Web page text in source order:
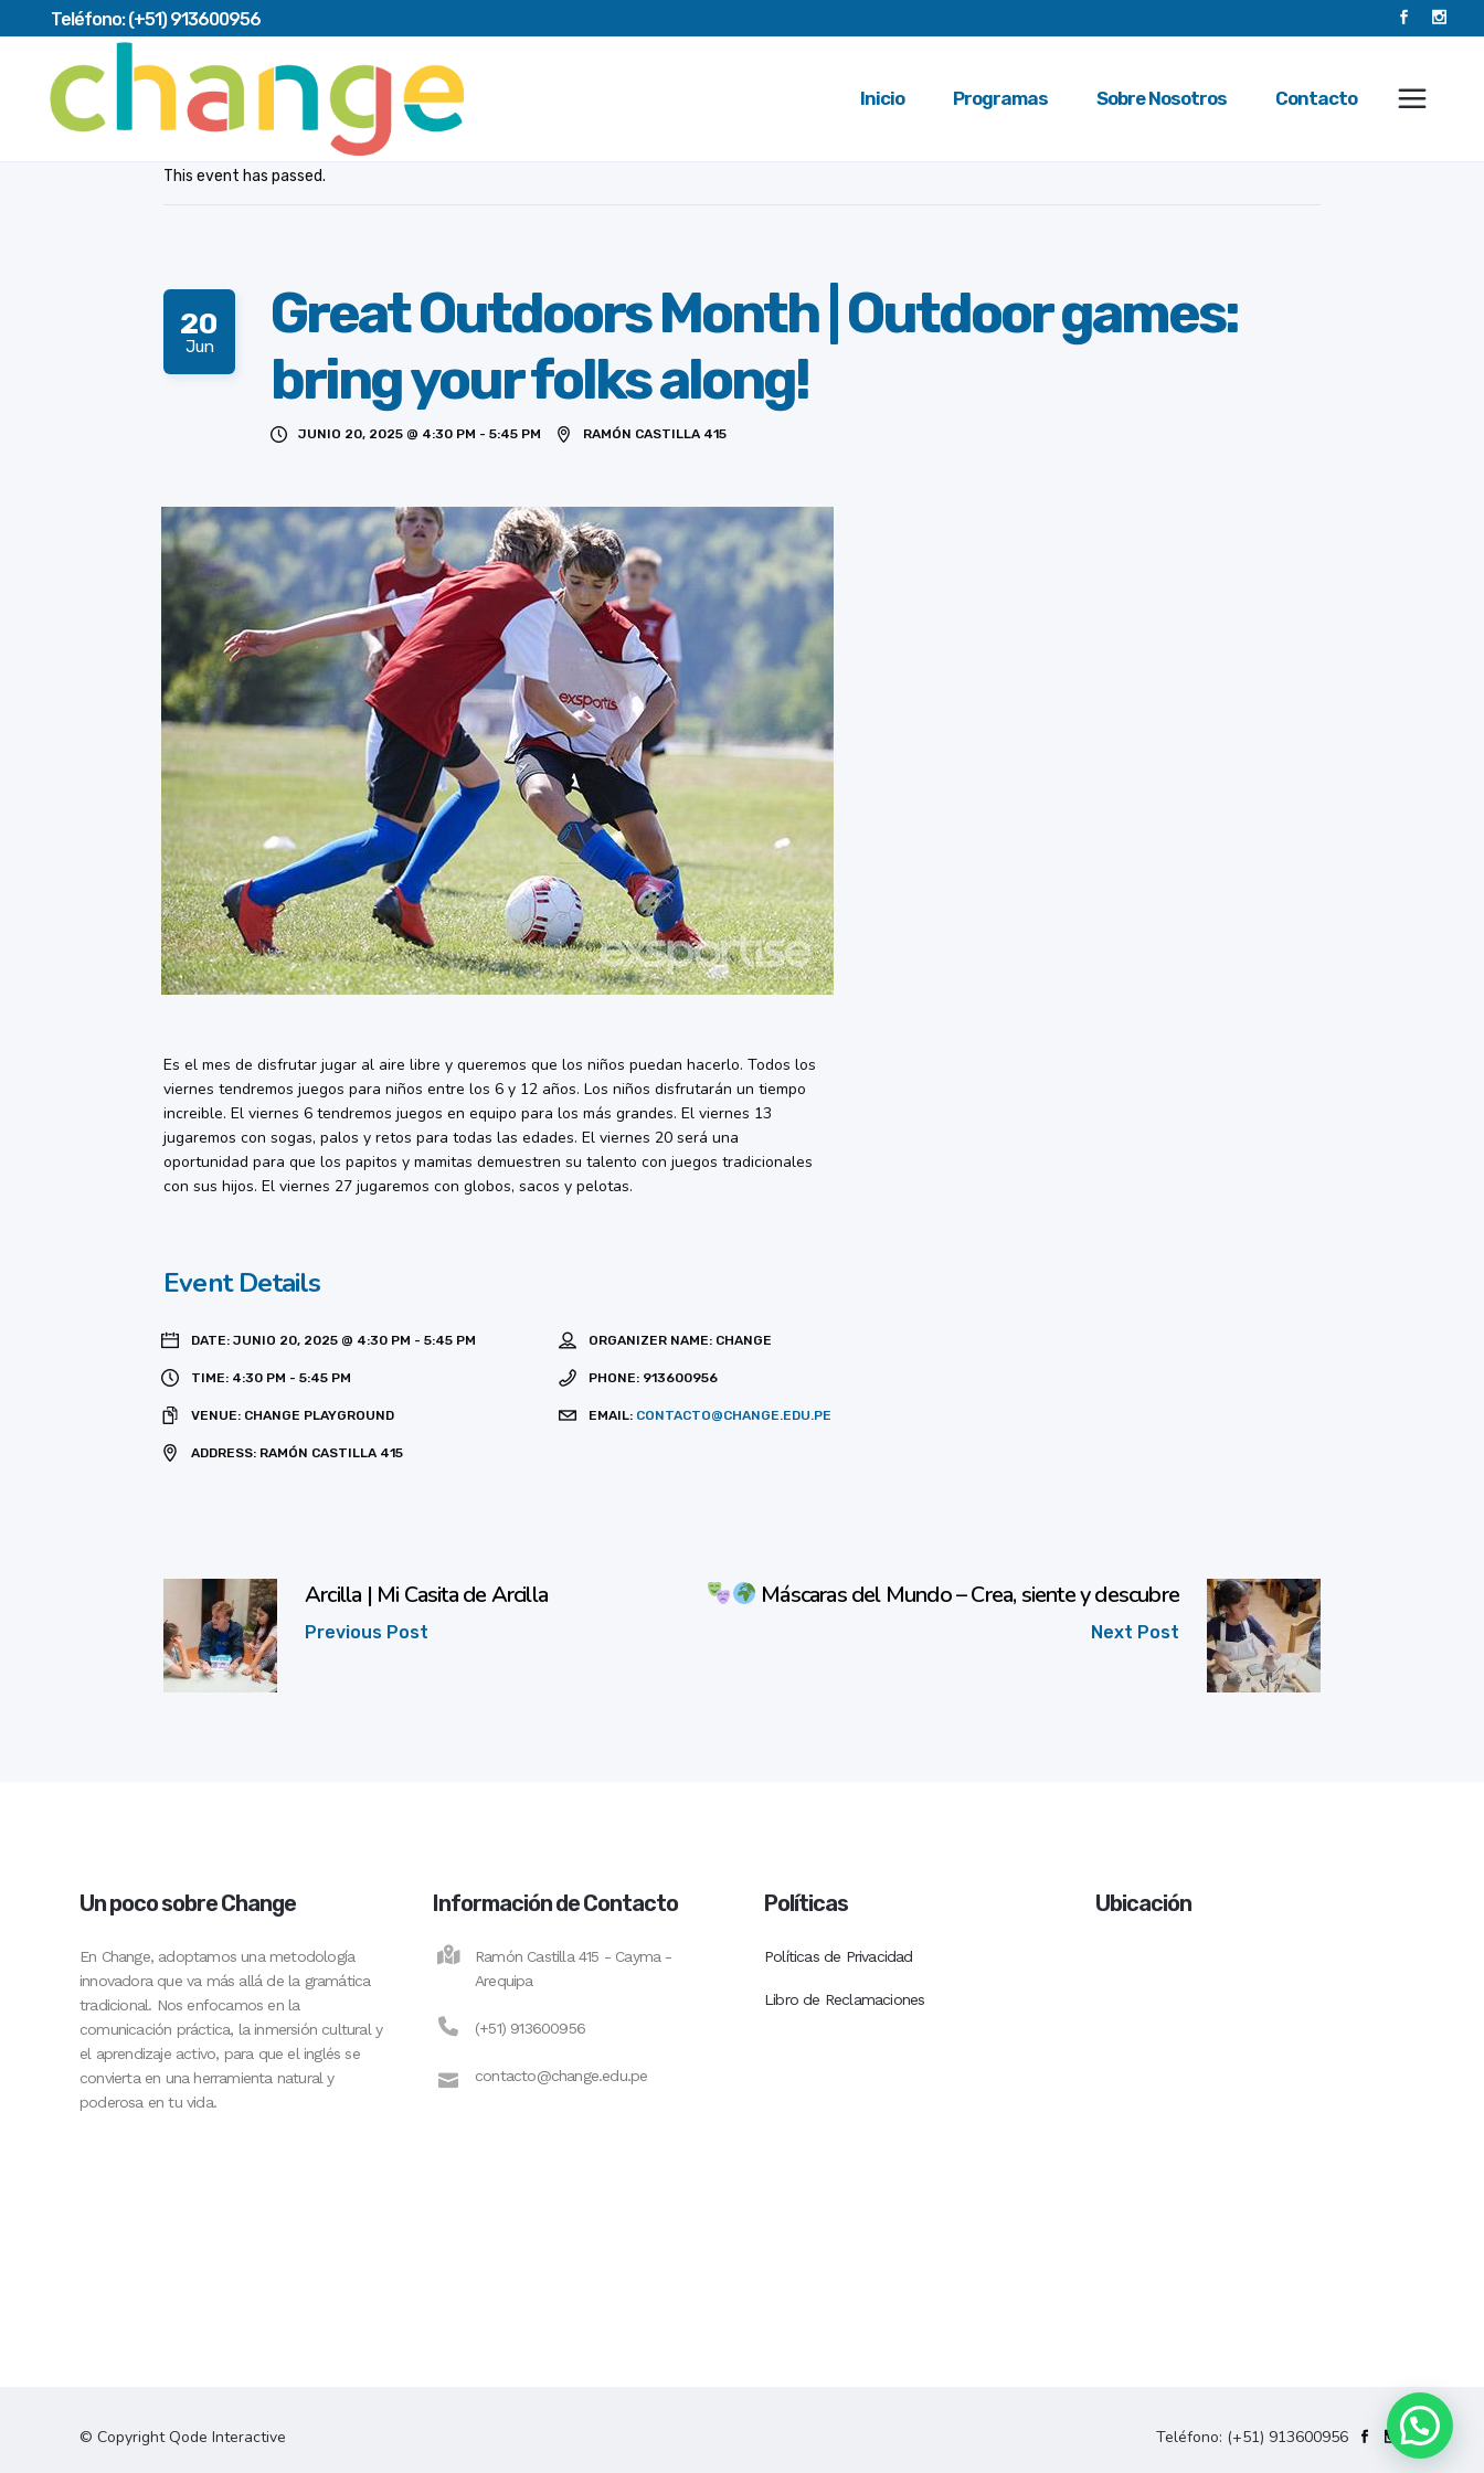
Teléfono:(+51) 913600956
Inicio Programas Sobre Nosotros Contacto
This event has passed.
20
Jun
Great Outdoors Month | Outdoor games:
bring your folks along!
JUNIO 20, 2025 @ 4:30 PM - 5:45 PM RAMÓN CASTILLA 415
Es el mes de disfrutar jugar al aire libre y queremos que los niños puedan hacerlo. Todos los
viernes tendremos juegos para niños entre los 6 y 12 años. Los niños disfrutarán un tiempo
increible. El viernes 6 tendremos juegos en equipo para los más grandes. El viernes 13
jugaremos con sogas, palos y retos para todas las edades. El viernes 20 será una
oportunidad para que los papitos y mamitas demuestren su talento con juegos tradicionales
con sus hijos. El viernes 27 jugaremos con globos, sacos y pelotas.
Event Details
DATE: JUNIO 20, 2025 @ 4:30 PM - 5:45 PM
TIME: 4:30 PM - 5:45 PM
VENUE: CHANGE PLAYGROUND
ADDRESS: RAMÓN CASTILLA 415
ORGANIZER NAME: CHANGE
PHONE: 913600956
EMAIL: CONTACTO@CHANGE.EDU.PE
Arcilla | Mi Casita de Arcilla
Previous Post
Máscaras del Mundo – Crea, siente y descubre
Next Post
Un poco sobre Change
En Change, adoptamos una metodología
innovadora que va más allá de la gramática
tradicional. Nos enfocamos en la
comunicación práctica, la inmersión cultural y
el aprendizaje activo, para que el inglés se
convierta en una herramienta natural y
poderosa en tu vida.
Información de Contacto
Ramón Castilla 415 - Cayma -
Arequipa
(+51) 913600956
contacto@change.edu.pe
Políticas
Políticas de Privacidad
Libro de Reclamaciones
Ubicación
© CopyrightQode Interactive Teléfono: (+51) 913600956